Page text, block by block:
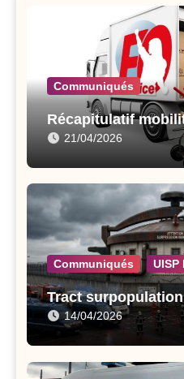
Communiqués
Récapitulatif
21/04/2026
Communiqués UISP
Tract surpopulation
14/04/2026